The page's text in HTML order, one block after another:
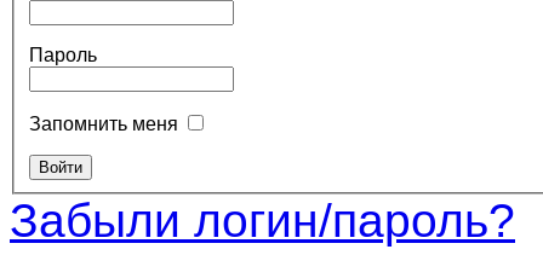
Пароль
Запомнить меня
Забыли логин/пароль?